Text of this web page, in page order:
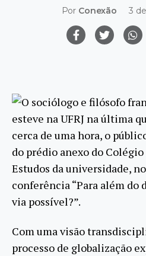
Por Conexão 3
O sociólogo e filósofo
esteve na UFRJ na última
cerca de uma hora, o
do prédio anexo do
Estudos da universidade,
conferência “Para além
via possível?”.
Com uma visão
processo de globalização